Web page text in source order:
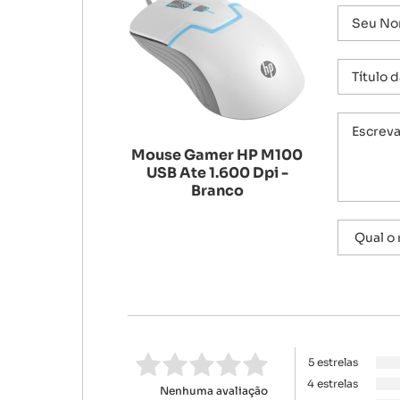
Mouse Gamer HP M100
USB Ate 1.600 Dpi -
Branco
Nenhuma avaliação
5 estrelas
4 estrelas